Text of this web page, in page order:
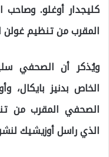
كليجدار أوغلو.
المقرب من تنظيم غولن
ويُذكر أن الصحفي
الخاص بدنيز
الصحفي المقرب من
الذي راسل أوزيشيك